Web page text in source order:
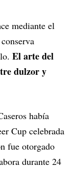
mediante el
El arte del
dulzor y
había
Cup celebrada
fue otorgado
durante 24